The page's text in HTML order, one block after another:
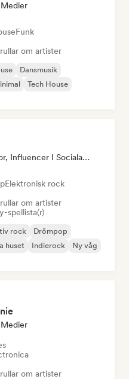
Funk
om artister
Dansmusik
Tech House
Curator För Spellistor, Influencer I Sociala Medier
Elektronisk rock
om artister
spellista(r)
rock
Drömpop
huset Indierock
Ny våg
om artister